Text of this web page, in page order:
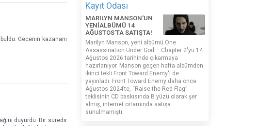
Gecenin kazananı
duyurdu. Bir süredir
Kayıt Odası
MARILYN MANSON'UN
YENİALBÜMÜ 14
AĞUSTOS'TA SATIŞTA!
Marilyn Manson, yeni albümü One
Assassination Under God – Chapter 2'yu 14
Ağustos 2026 tarihinde çıkarmaya
hazırlanıyor. Manson geçen hafta albümden
ikinci tekli Front Toward Enemy'i de
yayınladı. Front Toward Enemy daha önce
Ağustos 2024’te, “Raise the Red Flag”
teklisinin CD baskısında B yüzü olarak şer
almış, internet ortamında satışa
sunulmamıştı.